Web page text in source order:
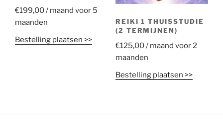
€199,00/ maand voor 5
maanden
Bestelling plaatsen >>
REIKI 1 THUISSTUDIE
(2 TERMIJNEN)
€125,00/ maand voor 2
maanden
Bestelling plaatsen >>